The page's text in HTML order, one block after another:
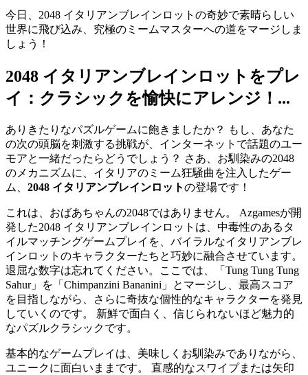
今日、2048 イタリアンブレインロットの奇妙で素晴らしい
世界に飛び込み、究極のミームマスターへの道をマージしま
しょう！
2048 イタリアンブレインロットをプレ
イ：クラシックを愉快にアレンジ！...
ありきたりなパズルゲームに飽きましたか？ もし、あなた
の次の頭脳を刺激する挑戦が、インターネットで話題のユー
モアと一緒だったらどうでしょう？ さあ、お馴染みの2048
のメカニズムに、イタリアのミーム狂騒曲を注入したゲー
ム、 2048 イタリアンブレインロットの登場です！
これは、おばあちゃんの2048ではありません。 Azgamesが開
発した2048 イタリアンブレインロットは、中毒性のあるタ
イルマッチングゲームプレイを、バイラルなイタリアンブレ
インロットのキャラクターたちと巧妙に融合させています。
退屈な数字は忘れてください。ここでは、「Tung Tung Tung
Sahur」を「Chimpanzini Bananini」とマージし、最高スコア
を目指しながら、さらに奇抜な個性的なキャラクターを発見
していくのです。 新鮮で面白く、信じられないほど魅力的
なパズルクラシックです。
基本的なゲームプレイは、美味しくお馴染みでありながら、
ユニークに面白いままです。 直感的なスワイプまたは矢印